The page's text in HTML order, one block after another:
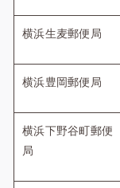
横浜生麦郵便局
横浜豊岡郵便局
横浜下野谷町郵便
局